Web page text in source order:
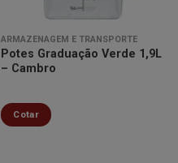
ARMAZENAGEM E TRANSPORTE
Potes Graduação Verde 1,9L
– Cambro
Cotar